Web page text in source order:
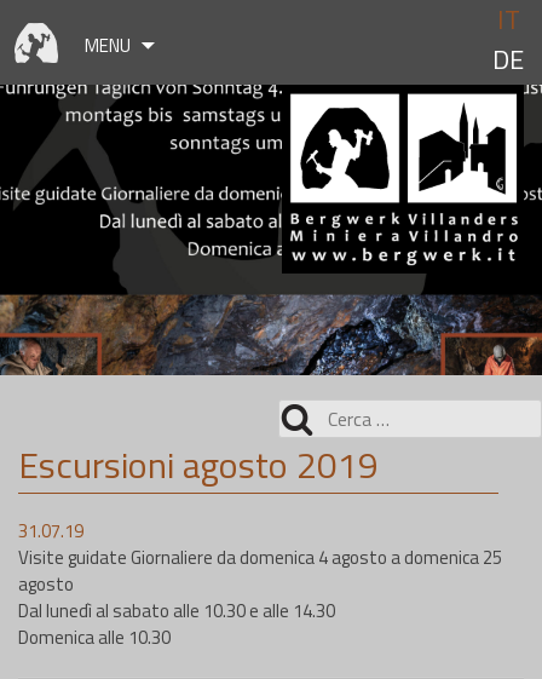
to
content
MENU
IT
DE
Ricerca
per:
Escursioni agosto 2019
31.07.19
Visite guidate Giornaliere da domenica 4 agosto a domenica 25
agosto
Dal lunedì al sabato alle 10.30 e alle 14.30
Domenica alle 10.30